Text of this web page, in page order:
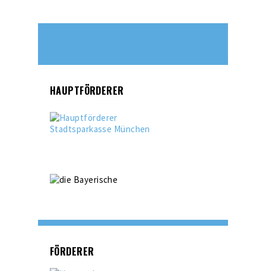
HAUPTFÖRDERER
FÖRDERER